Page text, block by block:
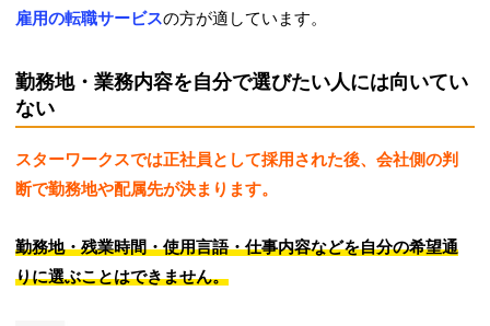
雇用の転職サービスの方が適しています。
勤務地・業務内容を自分で選びたい人には向いてい
ない
スターワークスでは正社員として採用された後、会社側の判
断で勤務地や配属先が決まります。
勤務地・残業時間・使用言語・仕事内容などを自分の希望通
りに選ぶことはできません。